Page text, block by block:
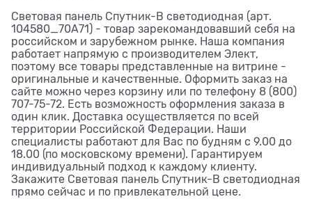
Световая панель Спутник-В светодиодная (арт.
104580_70A71) - товар зарекомандовавший себя на
российском и зарубежном рынке. Наша компания
работает напрямую с производителем Элект,
поэтому все товары представленные на витрине -
оригинальные и качественные. Оформить заказ на
сайте можно через корзину или по телефону 8 (800)
707-75-72. Есть возможность оформления заказа в
один клик. Доставка осуществляется по всей
территории Российской Федерации. Наши
специалисты работают для Вас по будням с 9.00 до
18.00 (по московскому времени). Гарантируем
индивидуальный подход к каждому клиенту.
Закажите Световая панель Спутник-В светодиодная
прямо сейчас и по привлекательной цене.